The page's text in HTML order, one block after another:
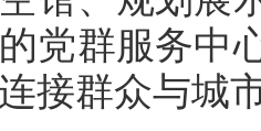
党群服务中
接群众与城